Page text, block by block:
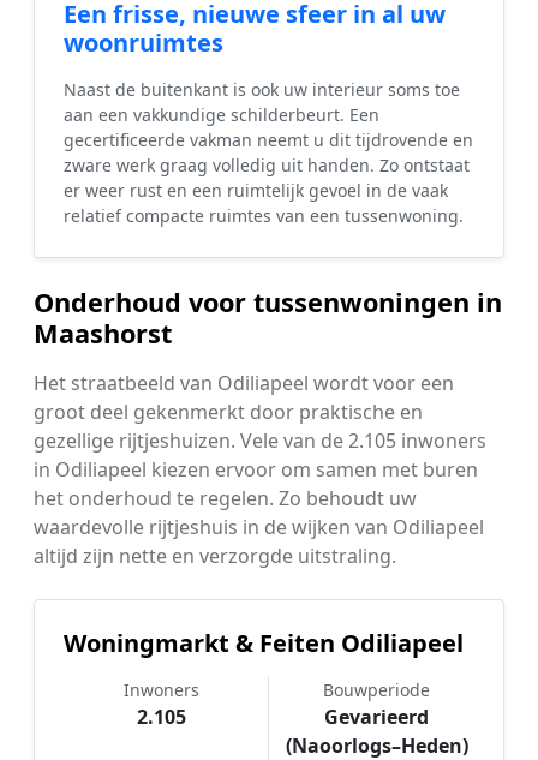
Een frisse, nieuwe sfeer in al uw
woonruimtes
Naast de buitenkant is ook uw interieur soms toe
aan een vakkundige schilderbeurt. Een
gecertificeerde vakman neemt u dit tijdrovende en
zware werk graag volledig uit handen. Zo ontstaat
er weer rust en een ruimtelijk gevoel in de vaak
relatief compacte ruimtes van een tussenwoning.
Onderhoud voor tussenwoningen in
Maashorst
Het straatbeeld van Odiliapeel wordt voor een
groot deel gekenmerkt door praktische en
gezellige rijtjeshuizen. Vele van de 2.105 inwoners
in Odiliapeel kiezen ervoor om samen met buren
het onderhoud te regelen. Zo behoudt uw
waardevolle rijtjeshuis in de wijken van Odiliapeel
altijd zijn nette en verzorgde uitstraling.
Woningmarkt & Feiten Odiliapeel
Inwoners
2.105
Bouwperiode
Gevarieerd
(Naoorlogs–Heden)